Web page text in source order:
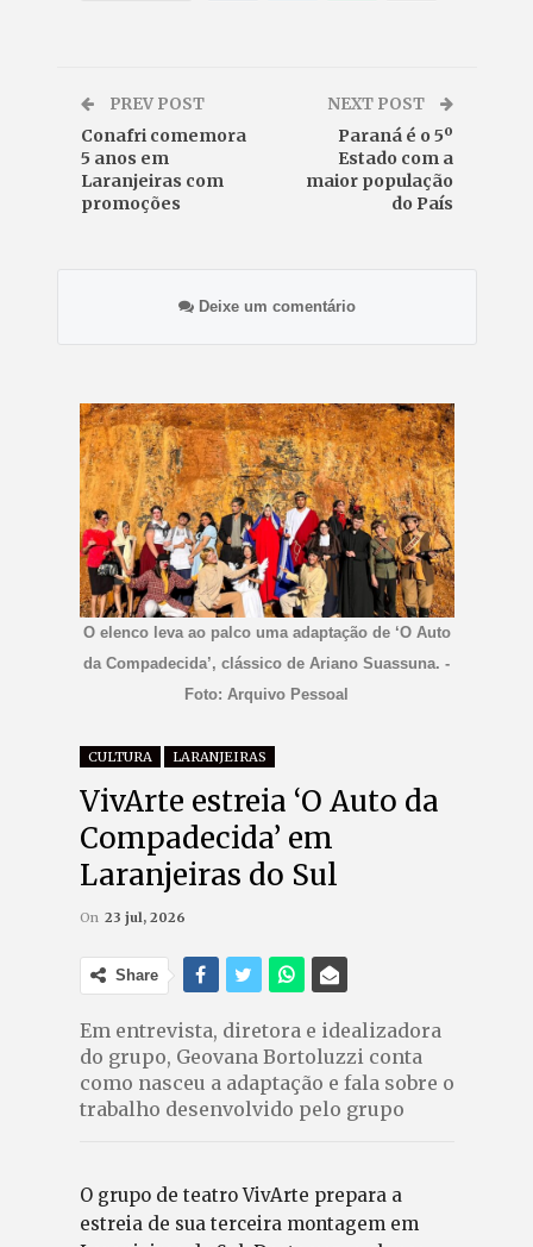
PREV POST
Conafri comemora
5 anos em
Laranjeiras com
promoções
NEXT POST
Paraná é o 5º
Estado com a
maior população
do País
Deixe um comentário
O elenco leva ao palco uma adaptação de ‘O Auto
da Compadecida’, clássico de Ariano Suassuna. -
Foto: Arquivo Pessoal
CULTURA LARANJEIRAS
VivArte estreia ‘O Auto da
Compadecida’ em
Laranjeiras do Sul
On 23 jul, 2026
Share
Em entrevista, diretora e idealizadora
do grupo, Geovana Bortoluzzi conta
como nasceu a adaptação e fala sobre o
trabalho desenvolvido pelo grupo
O grupo de teatro VivArte prepara a
estreia de sua terceira montagem em